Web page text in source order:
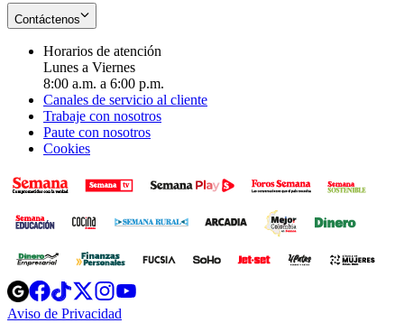
Contáctenos
Horarios de atención
Lunes a Viernes
8:00 a.m. a 6:00 p.m.
Canales de servicio al cliente
Trabaje con nosotros
Paute con nosotros
Cookies
Opens
in
new
Opens
in
new
Opens
in
new
Opens
new
Aviso de Privacidad